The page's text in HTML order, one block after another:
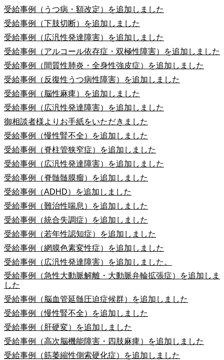
受給事例（うつ病・額改定）を追加しました
受給事例（下肢切断）を追加しました
受給事例（広汎性発達障害）を追加しました
受給事例（アルコール依存症・双極性障害）を追加しました
受給事例（間質性肺炎・全身性強皮症）を追加しました
受給事例（反復性うつ病性障害）を追加しました
受給事例（脳性麻痺）を追加しました
受給事例（広汎性発達障害）を追加しました
御相談者様よりお手紙をいただきました
受給事例（慢性腎不全）を追加しました
受給事例（脊柱管狭窄症）を追加しました
受給事例（広汎性発達障害）を追加しました
受給事例（脊髄髄膜瘤）を追加しました
受給事例（ADHD）を追加しました
受給事例（難治性喘息）を追加しました
受給事例（統合失調症）を追加しました
受給事例（若年性認知症）を追加しました
受給事例（網膜色素変性症）を追加しました
受給事例（広汎性発達障害）を追加しました。
受給事例（急性大動脈解離・大動脈弁輪拡張症）を追加しま
した
受給事例（脳血管延髄圧迫症候群）を追加しました
受給事例（慢性腎不全）を追加しました
受給事例（肝硬変）を追加しました
受給事例（高次脳機能障害・四肢麻痺）を追加しました
受給事例（筋萎縮性側索硬化症）を追加しました